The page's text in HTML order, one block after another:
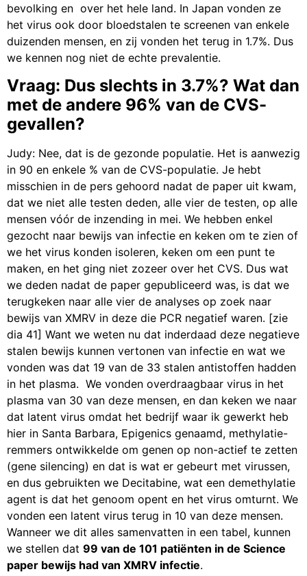
bevolking en over het hele land. In Japan vonden ze
het virus ook door bloedstalen te screenen van enkele
duizenden mensen, en zij vonden het terug in 1.7%. Dus
we kennen nog niet de echte prevalentie.
Vraag: Dus slechts in 3.7%? Wat dan
met de andere 96% van de CVS-
gevallen?
Judy: Nee, dat is de gezonde populatie. Het is aanwezig
in 90 en enkele % van de CVS-populatie. Je hebt
misschien in de pers gehoord nadat de paper uit kwam,
dat we niet alle testen deden, alle vier de testen, op alle
mensen vóór de inzending in mei. We hebben enkel
gezocht naar bewijs van infectie en keken om te zien of
we het virus konden isoleren, keken om een punt te
maken, en het ging niet zozeer over het CVS. Dus wat
we deden nadat de paper gepubliceerd was, is dat we
terugkeken naar alle vier de analyses op zoek naar
bewijs van XMRV in deze die PCR negatief waren. [zie
dia 41] Want we weten nu dat inderdaad deze negatieve
stalen bewijs kunnen vertonen van infectie en wat we
vonden was dat 19 van de 33 stalen antistoffen hadden
in het plasma. We vonden overdraagbaar virus in het
plasma van 30 van deze mensen, en dan keken we naar
dat latent virus omdat het bedrijf waar ik gewerkt heb
hier in Santa Barbara, Epigenics genaamd, methylatie-
remmers ontwikkelde om genen op non-actief te zetten
(gene silencing) en dat is wat er gebeurt met virussen,
en dus gebruikten we Decitabine, wat een demethylatie
agent is dat het genoom opent en het virus omturnt. We
vonden een latent virus terug in 10 van deze mensen.
Wanneer we dit alles samenvatten in een tabel, kunnen
we stellen dat 99 van de 101 patiënten in de Science
paper bewijs had van XMRV infectie.